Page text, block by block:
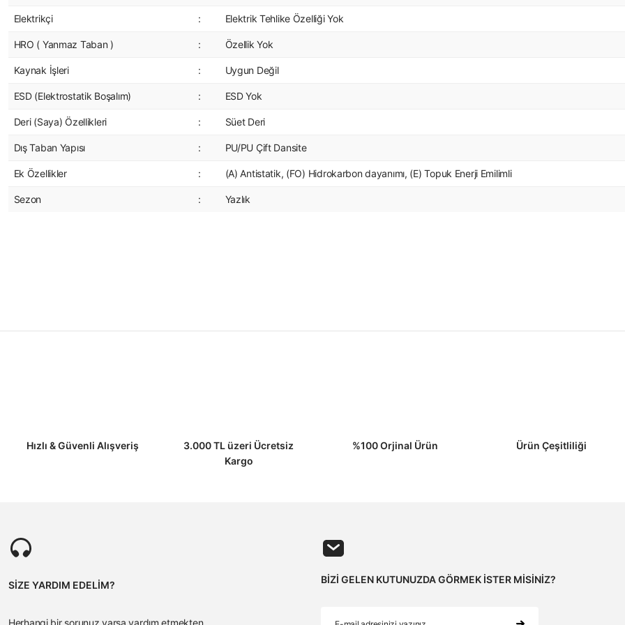
Elektrikçi : Elektrik Tehlike Özelliği Yok
HRO ( Yanmaz Taban ) : Özellik Yok
Kaynak İşleri : Uygun Değil
ESD (Elektrostatik Boşalım) : ESD Yok
Deri (Saya) Özellikleri : Süet Deri
Dış Taban Yapısı : PU/PU Çift Dansite
Ek Özellikler : (A) Antistatik, (FO) Hidrokarbon dayanımı, (E) Topuk Enerji Emilimli
Sezon : Yazlık
Hızlı & Güvenli Alışveriş
3.000 TL üzeri Ücretsiz
Kargo
%100 Orjinal Ürün Ürün Çeşitliliği
SİZE YARDIM EDELİM?
Herhangi bir sorunuz varsa yardım etmekten
BİZİ GELEN KUTUNUZDA GÖRMEK İSTER MİSİNİZ?